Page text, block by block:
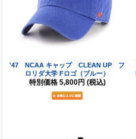
'47 NCAA キャップ CLEAN UP フ
ロリダ大学 Fロゴ（ブルー）
特別価格 5,800円 (税込)